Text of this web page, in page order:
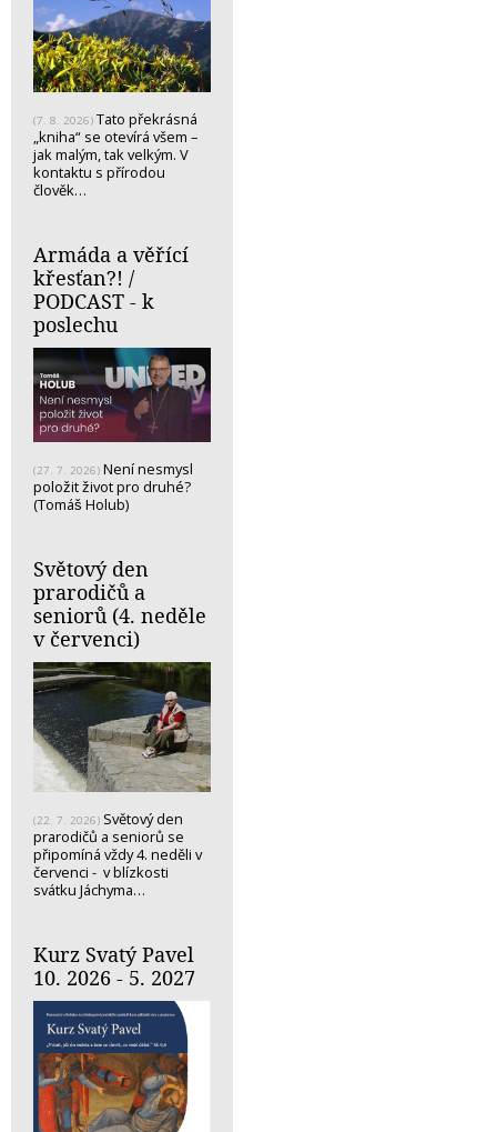
(7. 8. 2026) Tato překrásná
„kniha“ se otevírá všem –
jak malým, tak velkým. V
kontaktu s přírodou
člověk…
Armáda a věřící
křesťan?! /
PODCAST - k
poslechu
(27. 7. 2026) Není nesmysl
položit život pro druhé?
(Tomáš Holub)
Světový den
prarodičů a
seniorů (4. neděle
v červenci)
(22. 7. 2026) Světový den
prarodičů a seniorů se
připomíná vždy 4. neděli v
červenci - v blízkosti
svátku Jáchyma…
Kurz Svatý Pavel
10. 2026 - 5. 2027